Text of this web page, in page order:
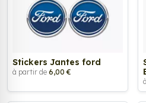
Stickers Jantes ford
à partir de 6,00 €